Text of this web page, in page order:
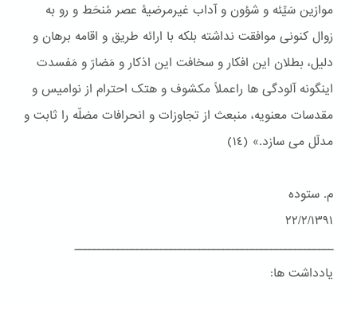
موازین سَیِّئه و شؤون و آداب غیرمرضیۀ عصر مُنحَط و رو به
زوال کنونی موافقت نداشته بلکه با ارائه طریق و اقامه برهان و
دلیل، بطلان این افکار و سخافت این اذکار و مَضارّ و مَفسدت
اینگونه آلودگی ها راعملاً مکشوف و هتک احترام از نوامیس و
مقدسات معنویه، منبعث از تجاوزات و انحرافات مضلّه را ثابت و
مدلّل می سازد.» (١٤)
م. ستوده
٢٢/٢/١٣٩١
ــــــــــــــــــــــــــــــــــــــــــــــــــــــ
یادداشت ها: